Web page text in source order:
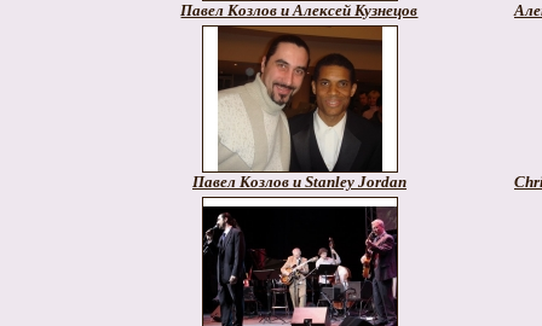
Павел Козлов и Алексей Кузнецов
Павел Козлов и Stanley Jordan